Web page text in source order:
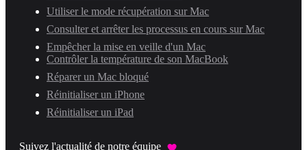
Utiliser le mode récupération sur Mac
Consulter et arrêter les processus en cours sur Mac
Empêcher la mise en veille d'un Mac
Contrôler la température de son MacBook
Réparer un Mac bloqué
Réinitialiser un iPhone
Réinitialiser un iPad
Suivez l'actualité de notre équipe